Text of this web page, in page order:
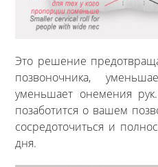
Это решение
позвоночника,
уменьшает онемения
позаботится о вашем
сосредоточиться и
дня.